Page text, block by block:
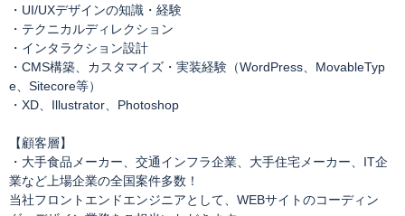
・UI/UXデザインの知識・経験
・テクニカルディレクション
・インタラクション設計
・CMS構築、カスタマイズ・実装経験（WordPress、MovableTyp
e、Sitecore等）
・XD、Illustrator、Photoshop
【顧客層】
・大手食品メーカー、交通インフラ企業、大手住宅メーカー、IT企
業など上場企業の全国案件多数！
当社フロントエンドエンジニアとして、WEBサイトのコーディン